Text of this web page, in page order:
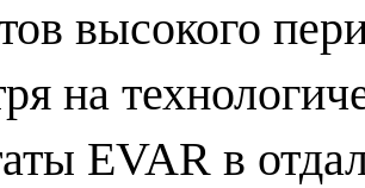
высокого
на
EVAR в